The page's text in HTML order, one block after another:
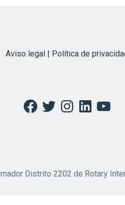
Aviso legal | Política de
Facebook
TwitterInstagramLinkedInYouTube
Distrito 2202 de Rotary